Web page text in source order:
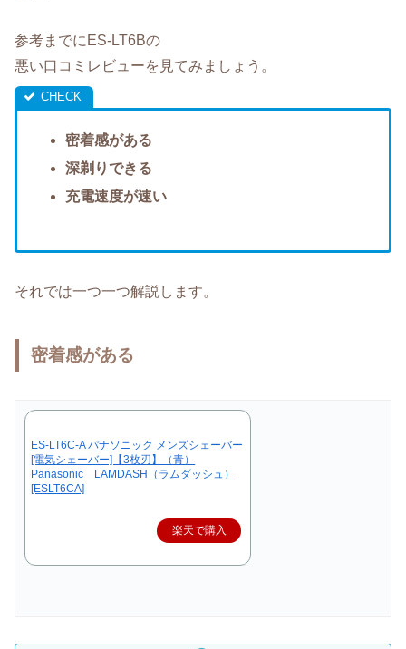
参考までにES-LT6Bの
悪い口コミレビューを見てみましょう。
密着感がある
深剃りできる
充電速度が速い
それでは一つ一つ解説します。
密着感がある
ES-LT6C-A パナソニック メンズシェーバー
[電気シェーバー]【3枚刃】（青）
Panasonic LAMDASH（ラムダッシュ）
[ESLT6CA]
楽天で購入